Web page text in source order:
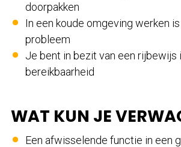
doorpakken
In een koude omgeving werken
probleem
Je bent in bezit van een rijbewijs
bereikbaarheid
WAT KUN JE
Een afwisselende functie in een